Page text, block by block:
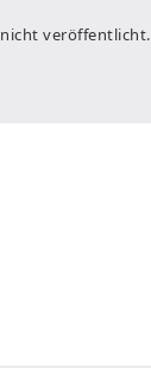
nicht veröffentlicht.